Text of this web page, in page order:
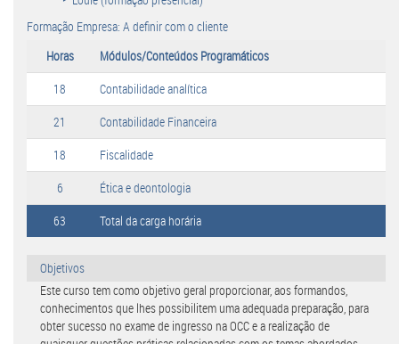
Formação Empresa: A definir com o cliente
Horas
Módulos/Conteúdos Programáticos
18
Contabilidade analítica
21
Contabilidade Financeira
18
Fiscalidade
6
Ética e deontologia
63
Total da carga horária
Objetivos
Este curso tem como objetivo geral proporcionar, aos formandos,
conhecimentos que lhes possibilitem uma adequada preparação, para
obter sucesso no exame de ingresso na OCC e a realização de